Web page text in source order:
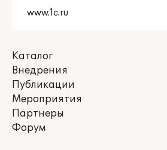
Каталог
Внедрения
Публикации
Мероприятия
Партнеры
Форум